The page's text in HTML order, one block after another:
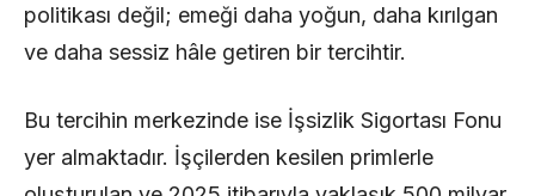
politikası değil; emeği daha yoğun, daha kırılgan
ve daha sessiz hâle getiren bir tercihtir.
Bu tercihin merkezinde ise İşsizlik Sigortası Fonu
yer almaktadır. İşçilerden kesilen primlerle